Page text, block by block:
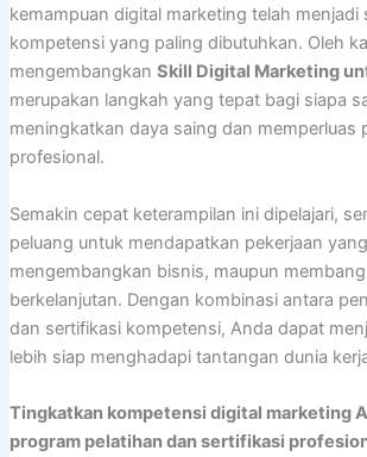
kemampuan digital marketing telah menjadi
kompetensi yang paling dibutuhkan. Oleh
mengembangkan Skill Digital Marketing
merupakan langkah yang tepat bagi siapa
meningkatkan daya saing dan memperluas
profesional.
Semakin cepat keterampilan ini dipelajari,
peluang untuk mendapatkan pekerjaan
mengembangkan bisnis, maupun
berkelanjutan. Dengan kombinasi antara
dan sertifikasi kompetensi, Anda dapat
lebih siap menghadapi tantangan dunia
Tingkatkan kompetensi digital marketing
program pelatihan dan sertifikasi